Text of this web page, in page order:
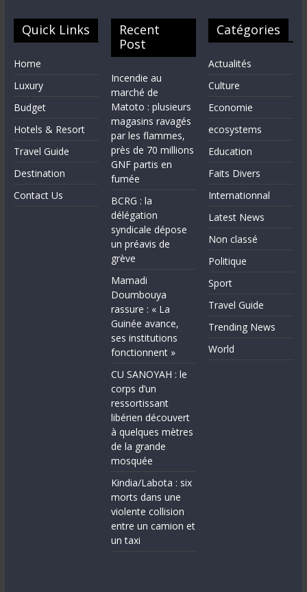
Quick Links
Home
Luxury
Budget
Hotels & Resort
Travel Guide
Destination
Contact Us
Recent
Post
Incendie au
marché de
Matoto : plusieurs
magasins ravagés
par les flammes,
près de 70 millions
GNF partis en
fumée
BCRG : la
délégation
syndicale dépose
un préavis de
grève
Mamadi
Doumbouya
rassure : « La
Guinée avance,
ses institutions
fonctionnent »
CU SANOYAH : le
corps d’un
ressortissant
libérien découvert
à quelques mètres
de la grande
mosquée
Kindia/Labota : six
morts dans une
violente collision
entre un camion et
un taxi
Catégories
Actualités
Culture
Economie
ecosystems
Education
Faits Divers
Internationnal
Latest News
Non classé
Politique
Sport
Travel Guide
Trending News
World